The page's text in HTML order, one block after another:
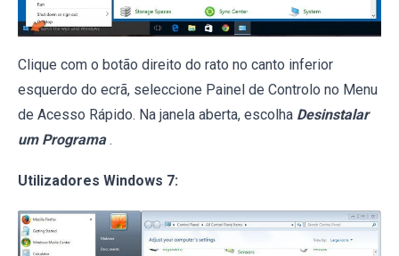
Clique com o botão direito do rato no canto inferior
esquerdo do ecrã, seleccione Painel de Controlo no Menu
de Acesso Rápido. Na janela aberta, escolha Desinstalar
um Programa .
Utilizadores Windows 7: